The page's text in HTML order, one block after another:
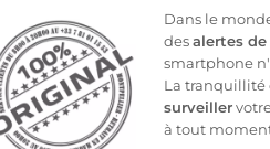
Dans le
desalertes de
smartphone
La tranquillité
surveiller
à tout